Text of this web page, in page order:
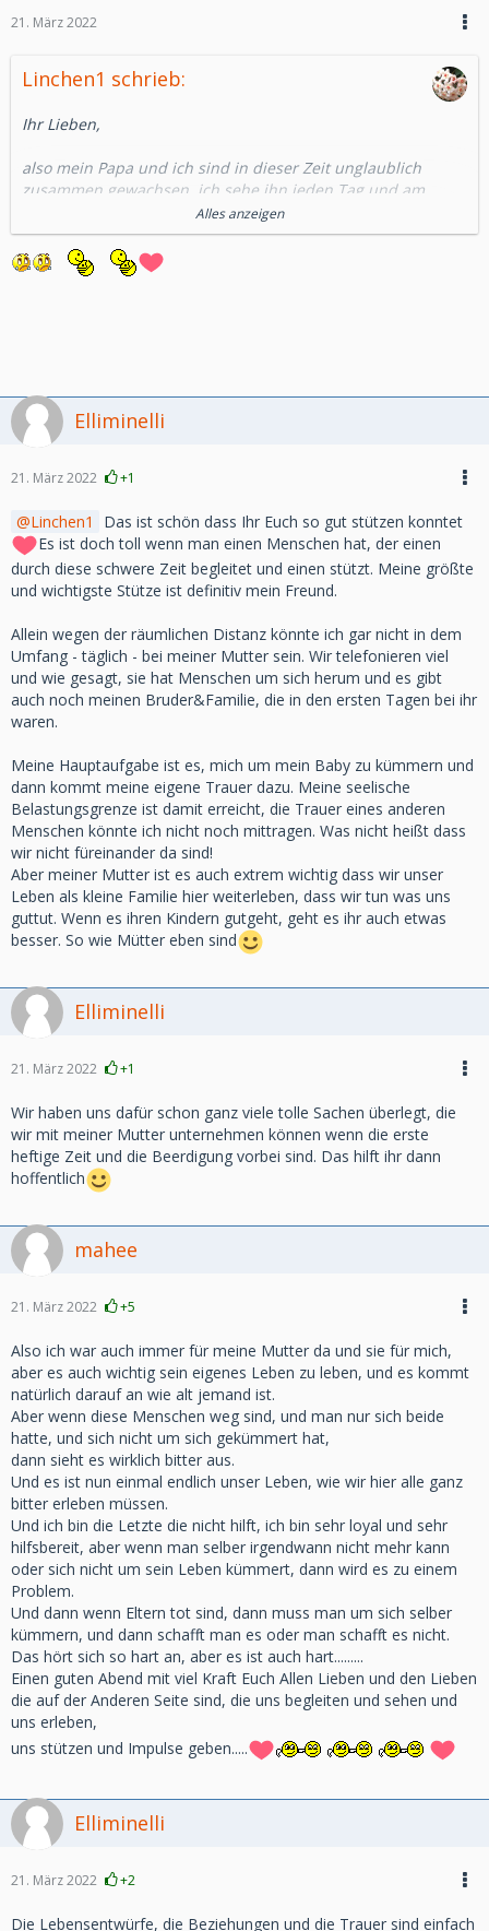
21. März 2022
Linchen1 schrieb:
Ihr Lieben,
also mein Papa und ich sind in dieser Zeit unglaublich
zusammen gewachsen, ich sehe ihn jeden Tag und am
Wochenende hören wir uns per Telefon.
Wir haben uns gegenseitig gehalten und gestützt ohne Papa
hätte ich das mit Sicherheit nicht überstanden und er nicht
ohne mich.
ein Alptraum ist.
Wieso sollte ich jetzt meinen Papa damit allein lassen, allein
stützen können.
in Mamas Bett zu schlafen ...was auch Probleme mit sich
brachte weil da ja diese Ausgangsbeschränkungen
bestanden aber ich hab nicht ein einziges mal Strafe zahlen
müssen denn diese Polizisten sind auch Menschen die
haben sich eher gesorgt das ich heil ankomme so wie ich
geweint habe...einmal haben sie mich beim Weinkrampf
gesehen am Straßenrand als ich erbrechen musste...sie
wollten einen Rettungswagen rufen bis ich ihnen sagen
konnte das das immer mal wieder vorkommt das ich meine
Mama verloren habe und auf dem Weg zu meinem Papa bin
Nur mal so, es kommt natürlich immer darauf an welche
Beziehung man hat.
Meine zu Mama war eng wir waren eins sie war mein
Seelenmensch einfach alles.
Vlg. Linchen
Alles anzeigen
Elliminelli
21. März 2022 +1
Linchen1
Das ist schön dass Ihr Euch so gut stützen konntet
Es ist doch toll wenn man einen Menschen hat, der einen
durch diese schwere Zeit begleitet und einen stützt. Meine größte
und wichtigste Stütze ist definitiv mein Freund.
Allein wegen der räumlichen Distanz könnte ich gar nicht in dem
Umfang - täglich - bei meiner Mutter sein. Wir telefonieren viel
und wie gesagt, sie hat Menschen um sich herum und es gibt
auch noch meinen Bruder&Familie, die in den ersten Tagen bei ihr
waren.
Meine Hauptaufgabe ist es, mich um mein Baby zu kümmern und
dann kommt meine eigene Trauer dazu. Meine seelische
Belastungsgrenze ist damit erreicht, die Trauer eines anderen
Menschen könnte ich nicht noch mittragen. Was nicht heißt dass
wir nicht füreinander da sind!
Aber meiner Mutter ist es auch extrem wichtig dass wir unser
Leben als kleine Familie hier weiterleben, dass wir tun was uns
guttut. Wenn es ihren Kindern gutgeht, geht es ihr auch etwas
besser. So wie Mütter eben sind
Elliminelli
21. März 2022 +1
Wir haben uns dafür schon ganz viele tolle Sachen überlegt, die
wir mit meiner Mutter unternehmen können wenn die erste
heftige Zeit und die Beerdigung vorbei sind. Das hilft ihr dann
hoffentlich
mahee
21. März 2022 +5
Also ich war auch immer für meine Mutter da und sie für mich,
aber es auch wichtig sein eigenes Leben zu leben, und es kommt
natürlich darauf an wie alt jemand ist.
Aber wenn diese Menschen weg sind, und man nur sich beide
hatte, und sich nicht um sich gekümmert hat,
dann sieht es wirklich bitter aus.
Und es ist nun einmal endlich unser Leben, wie wir hier alle ganz
bitter erleben müssen.
Und ich bin die Letzte die nicht hilft, ich bin sehr loyal und sehr
hilfsbereit, aber wenn man selber irgendwann nicht mehr kann
oder sich nicht um sein Leben kümmert, dann wird es zu einem
Problem.
Und dann wenn Eltern tot sind, dann muss man um sich selber
kümmern, und dann schafft man es oder man schafft es nicht.
Das hört sich so hart an, aber es ist auch hart.........
Einen guten Abend mit viel Kraft Euch Allen Lieben und den Lieben
die auf der Anderen Seite sind, die uns begleiten und sehen und
uns erleben,
uns stützen und Impulse geben.....
Elliminelli
21. März 2022 +2
Die Lebensentwürfe, die Beziehungen und die Trauer sind einfach